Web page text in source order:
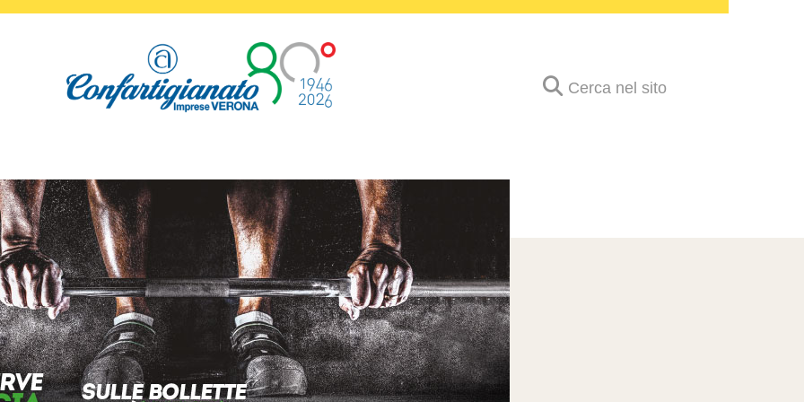
Cerca nel sito